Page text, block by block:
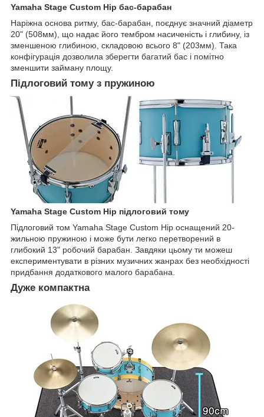
Yamaha Stage Custom Hip бас-барабан
Наріжна основа ритму, бас-барабан, поєднує значний діаметр
20" (508мм), що надає його тембром насиченість і глибину, із
зменшеною глибиною, складовою всього 8" (203мм). Така
конфігурація дозволила зберегти багатий бас і помітно
зменшити займану площу.
Підлоговий тому з пружиною
Yamaha Stage Custom Hip підлоговий тому
Підлоговий том Yamaha Stage Custom Hip оснащений 20-
жильною пружиною і може бути легко перетворений в
глибокий 13" робочий барабан. Завдяки цьому ти можеш
експериментувати в різних музичних жанрах без необхідності
придбання додаткового малого барабана.
Дуже компактна